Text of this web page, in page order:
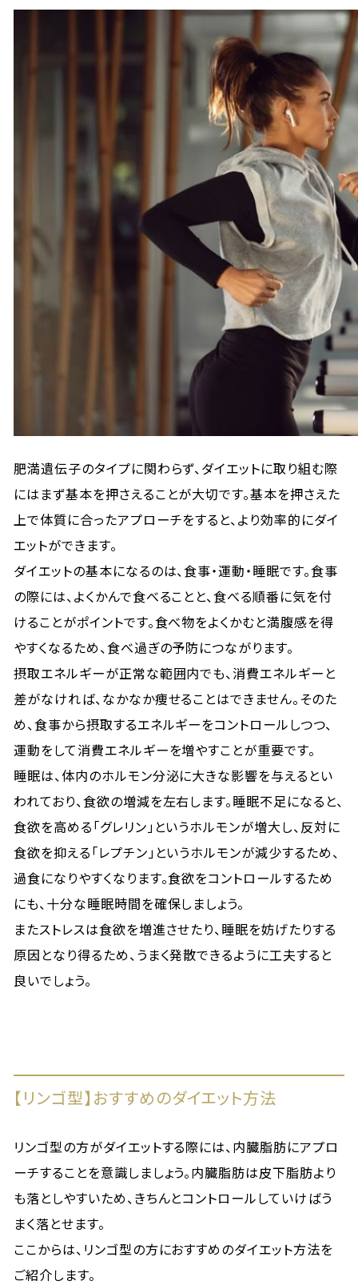
肥満遺伝子のタイプに関わらず、ダイエットに取り組む際
にはまず基本を押さえることが大切です。基本を押さえた
上で体質に合ったアプローチをすると、より効率的にダイ
エットができます。
ダイエットの基本になるのは、食事・運動・睡眠です。食事
の際には、よくかんで食べることと、食べる順番に気を付
けることがポイントです。食べ物をよくかむと満腹感を得
やすくなるため、食べ過ぎの予防につながります。
摂取エネルギーが正常な範囲内でも、消費エネルギーと
差がなければ、なかなか痩せることはできません。そのた
め、食事から摂取するエネルギーをコントロールしつつ、
運動をして消費エネルギーを増やすことが重要です。
睡眠は、体内のホルモン分泌に大きな影響を与えるとい
われており、食欲の増減を左右します。睡眠不足になると、
食欲を高める「グレリン」というホルモンが増大し、反対に
食欲を抑える「レプチン」というホルモンが減少するため、
過食になりやすくなります。食欲をコントロールするため
にも、十分な睡眠時間を確保しましょう。
またストレスは食欲を増進させたり、睡眠を妨げたりする
原因となり得るため、うまく発散できるように工夫すると
良いでしょう。
【リンゴ型】おすすめのダイエット方法
リンゴ型の方がダイエットする際には、内臓脂肪にアプロ
ーチすることを意識しましょう。内臓脂肪は皮下脂肪より
も落としやすいため、きちんとコントロールしていけばう
まく落とせます。
ここからは、リンゴ型の方におすすめのダイエット方法を
ご紹介します。